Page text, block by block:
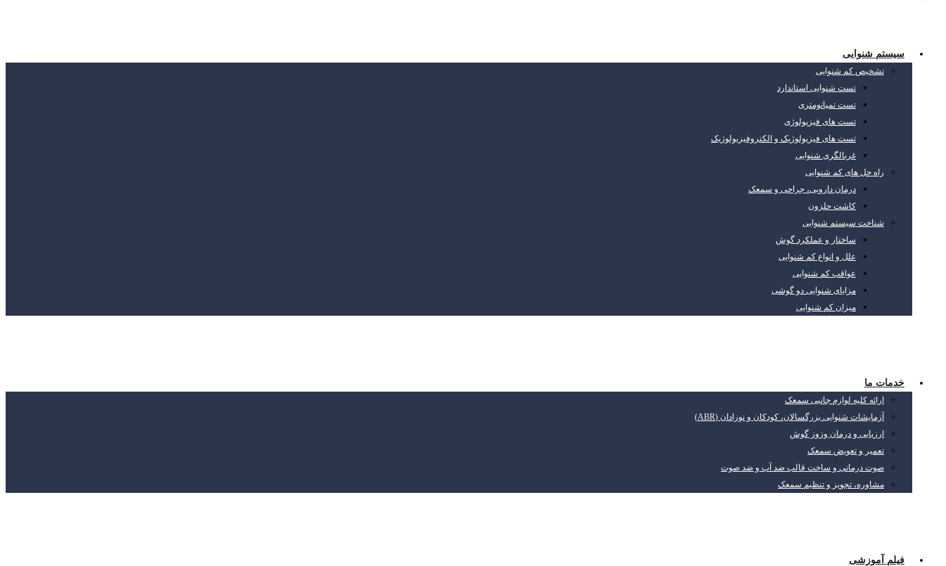
سیستم شنوایی
تشخیص کم شنوایی
تست شنوایی استاندارد
تست تمپانومتری
تست های فیزیولوژی
تست های فیزیولوژیک و الکتروفیزیولوژیک
غربالگری شنوایی
راه حل های کم شنوایی
درمان دارویی، جراحی و سمعک
کاشت حلزون
شناخت سیستم شنوایی
ساختار و عملکرد گوش
علل و انواع کم شنوایی
عواقب کم شنوایی
مزایای شنوایی دو گوشی
میزان کم شنوایی
خدمات ما
ارائه کلیه لوازم جانبی سمعک
آزمایشات شنوایی بزرگسالان، کودکان و نوزادان (ABR)
ارزیابی و درمان وزوز گوش
تعمیر و تعویض سمعک
صوت درمانی و ساخت قالب ضد آب و ضد صوت
مشاوره، تجویز و تنظیم سمعک
فیلم آموزشی